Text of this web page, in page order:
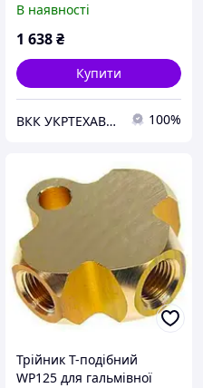
(9023000002)
В наявності
1 638₴
Купити
ВКК УКРТЕХАВТО ТОВ 100%
Трійник Т-подібний
WP125 для гальмівної